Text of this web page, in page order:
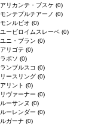
アリカンテ・ブスケ (0)
モンテプルチアーノ (0)
モンルビオ (0)
ユービロイムスレーベ (0)
ユニ・ブラン (0)
アリゴテ (0)
ラボソ (0)
ランブルスコ (0)
リースリング (0)
アリント (0)
リヴァーナー (0)
ルーサンヌ (0)
ルーレンダー (0)
ルガーナ (0)